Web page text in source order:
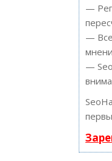
—
—
—